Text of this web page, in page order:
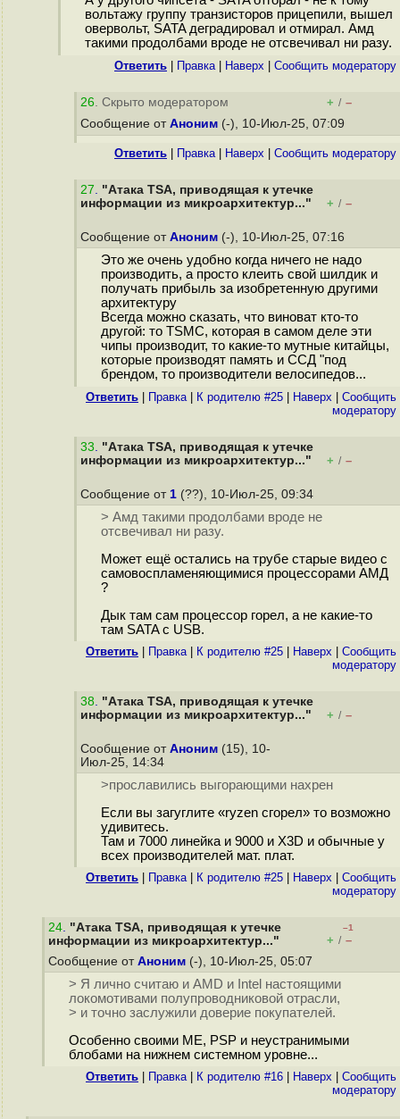
вольтажу группу транзисторов прицепили, вышел
овервольт, SATA деградировал и отмирал. Амд
такими продолбами вроде не отсвечивал ни разу.
Ответить Правка| Наверх Cообщить модератору
26. Скрыто модератором + / –
Сообщение от Аноним (-), 10-Июл-25, 07:09
Ответить Правка| Наверх Cообщить модератору
27. "Атака TSA, приводящая к утечке
информации из микроархитектур..."
+ / –
Сообщение от Аноним (-), 10-Июл-25, 07:16
Это же очень удобно когда ничего не надо
производить, а просто клеить свой шилдик и
получать прибыль за изобретенную другими
архитектуру
Всегда можно сказать, что виноват кто-то
другой: то TSMC, которая в самом деле эти
чипы производит, то какие-то мутные китайцы,
которые производят память и ССД "под
брендом, то производители велосипедов...
Ответить Правка| К родителю #25 Наверх
Cообщить
модератору
33. "Атака TSA, приводящая к утечке
информации из микроархитектур..."
+ / –
Сообщение от 1 (??), 10-Июл-25, 09:34
> Амд такими продолбами вроде не
отсвечивал ни разу.
Может ещё остались на трубе старые видео с
самовоспламеняющимися процессорами АМД
?
Дык там сам процессор горел, а не какие-то
там SATA с USB.
Ответить Правка| К родителю #25 Наверх
Cообщить
модератору
38. "Атака TSA, приводящая к утечке
информации из микроархитектур..."
+ / –
Сообщение от Аноним (15), 10-
Июл-25, 14:34
>прославились выгорающими нахрен
Если вы загуглите «ryzen сгорел» то возможно
удивитесь.
Там и 7000 линейка и 9000 и X3D и обычные у
всех производителей мат. плат.
Ответить Правка| К родителю #25 Наверх
Cообщить
модератору
24. "Атака TSA, приводящая к утечке
информации из микроархитектур..."
–1
+ / –
Сообщение от Аноним (-), 10-Июл-25, 05:07
> Я лично считаю и AMD и Intel настоящими
локомотивами полупроводниковой отрасли,
> и точно заслужили доверие покупателей.
Особенно своими ME, PSP и неустранимыми
блобами на нижнем системном уровне...
Ответить Правка| К родителю #16 Наверх
Cообщить
модератору